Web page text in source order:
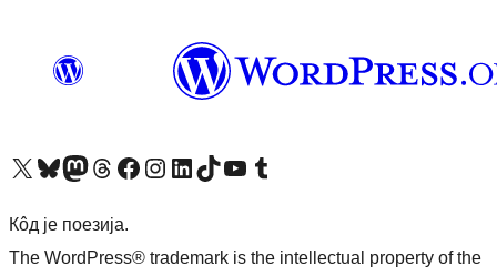
Visit our X (formerly Twitter) account
Посетите наш Bluesky налог
Visit our Mastodon account
Посетите наш налог на Threads-у Visit our Facebook pageПосетите наш Инстаграм налог
Visit our LinkedIn account
Посетите наш TikTok налог
Visit our YouTube channel
Посетите наш Tumblr налог
Кôд је поезија.
The WordPress® trademark is the intellectual property of the